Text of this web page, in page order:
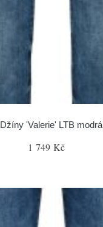
Džíny 'Valerie' LTB modrá
1 749 Kč